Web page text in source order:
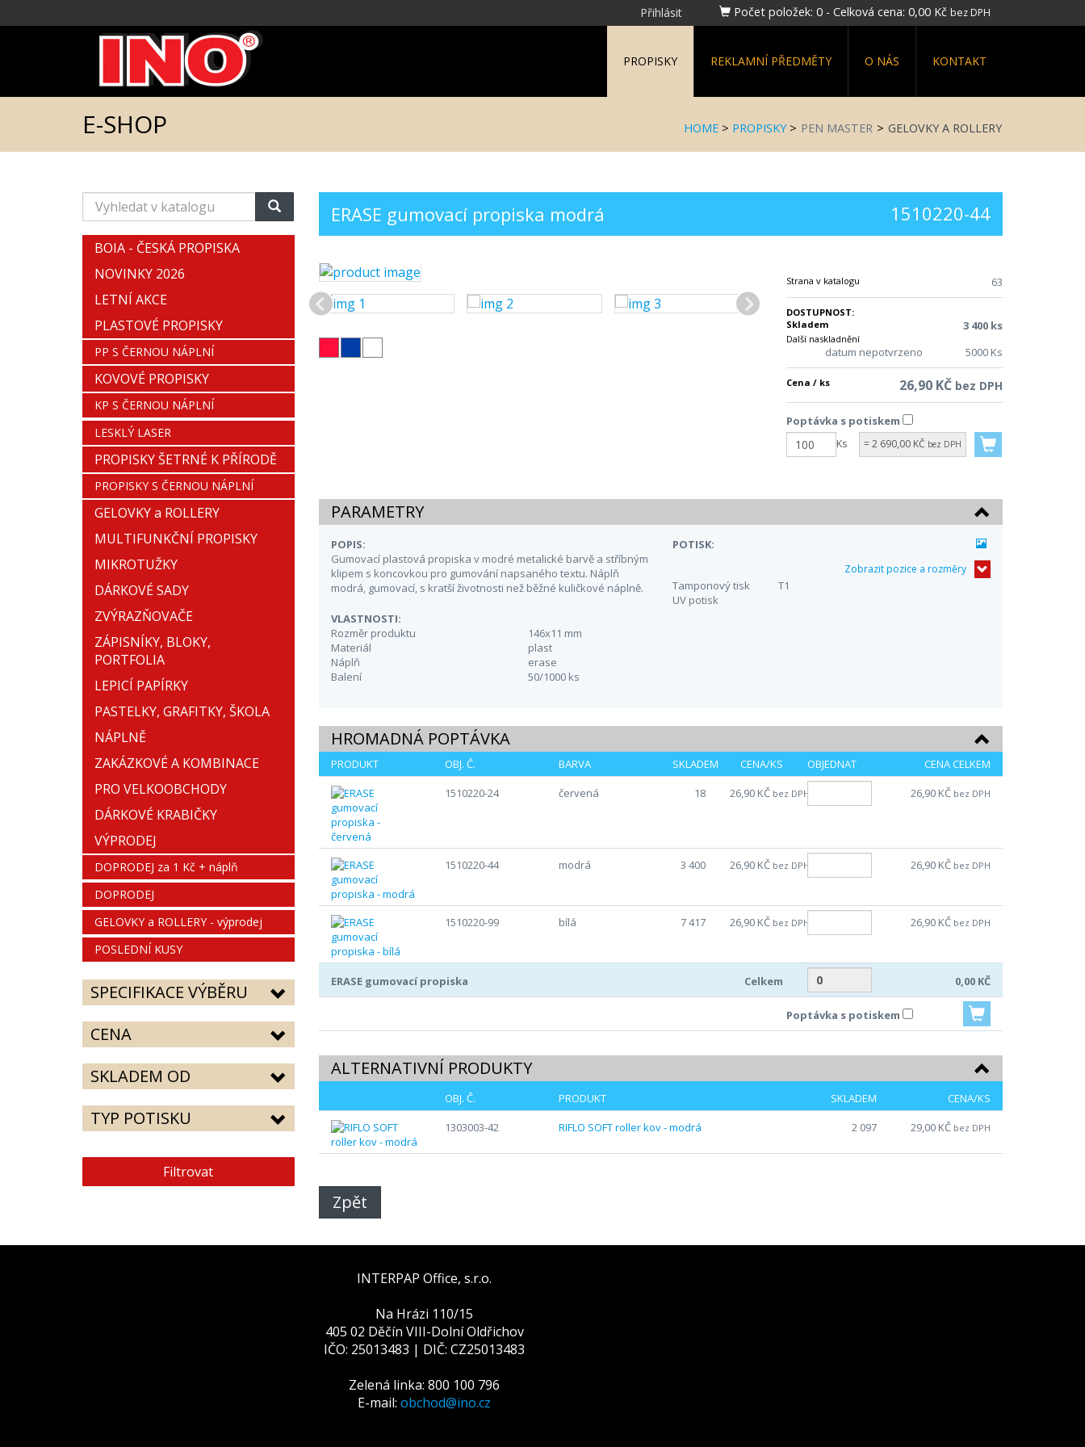
Počet položek: 0 - Celková cena: 0,00 Kč bez DPH
Přihlásit
PROPISKY REKLAMNÍ PŘEDMĚTY O NÁS KONTAKT
E-SHOP HOME > PROPISKY> PEN MASTER > GELOVKY A ROLLERY
Vyhledat
v
katalogu
BOIA - ČESKÁ PROPISKA
NOVINKY 2026
LETNÍ AKCE
PLASTOVÉ PROPISKY
PP S ČERNOU NÁPLNÍ
KOVOVÉ PROPISKY
KP S ČERNOU NÁPLNÍ
LESKLÝ LASER
PROPISKY ŠETRNÉ K PŘÍRODĚ
PROPISKY S ČERNOU NÁPLNÍ
GELOVKY a ROLLERY
MULTIFUNKČNÍ PROPISKY
MIKROTUŽKY
DÁRKOVÉ SADY
ZVÝRAZŇOVAČE
ZÁPISNÍKY, BLOKY,
PORTFOLIA
LEPICÍ PAPÍRKY
PASTELKY, GRAFITKY, ŠKOLA
NÁPLNĚ
ZAKÁZKOVÉ A KOMBINACE
PRO VELKOOBCHODY
DÁRKOVÉ KRABIČKY
VÝPRODEJ
DOPRODEJ za 1 Kč + náplň
DOPRODEJ
GELOVKY a ROLLERY - výprodej
POSLEDNÍ KUSY
SPECIFIKACE VÝBĚRU
CENA
SKLADEM OD
TYP POTISKU
Filtrovat
ERASE gumovací propiska modrá 1510220-44
Strana v katalogu 63
DOSTUPNOST:
Skladem
3 400 ks
Další naskladnění
datum nepotvrzeno 5000 Ks
Cena / ks 26,90 KČ bez DPH
Poptávka s potiskem
Ks = 2 690,00 KČ bez DPH
PARAMETRY
POPIS:
Gumovací plastová propiska v modré metalické barvě a stříbným
klipem s koncovkou pro gumování napsaného textu. Náplň
modrá, gumovací, s kratší životnosti než běžné kuličkové náplně.
VLASTNOSTI:
Rozměr produktu
146x11 mm
Materiál
plast
Náplň
erase
Balení
50/1000 ks
POTISK:
Zobrazit pozice a rozměry
Tamponový tisk
T1
UV potisk
HROMADNÁ POPTÁVKA
PRODUKT OBJ. Č. BARVA SKLADEM CENA/KS OBJEDNAT
CENA CELKEM
1510220-24
červená 18 26,90 KČ bez DPH 26,90 KČ bez DPH
1510220-44 modrá 3 400 26,90 KČ bez DPH 26,90 KČ bez DPH
1510220-99 bílá 7 417 26,90 KČ bez DPH 26,90 KČ bez DPH
ERASE gumovací propiska Celkem 0,00 KČ
Poptávka s potiskem
ALTERNATIVNÍ PRODUKTY
OBJ. Č. PRODUKT SKLADEM
CENA/KS
1303003-42
RIFLO SOFT roller kov - modrá 2 097 29,00 KČ bez DPH
Zpět
INTERPAP Office, s.r.o.
Na Hrázi 110/15
405 02 Děčín VIII-Dolní Oldřichov
IČO: 25013483 | DIČ: CZ25013483
Zelená linka: 800 100 796
E-mail:obchod@ino.cz